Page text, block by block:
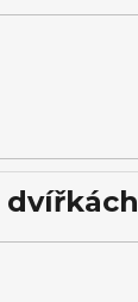
dvířkách